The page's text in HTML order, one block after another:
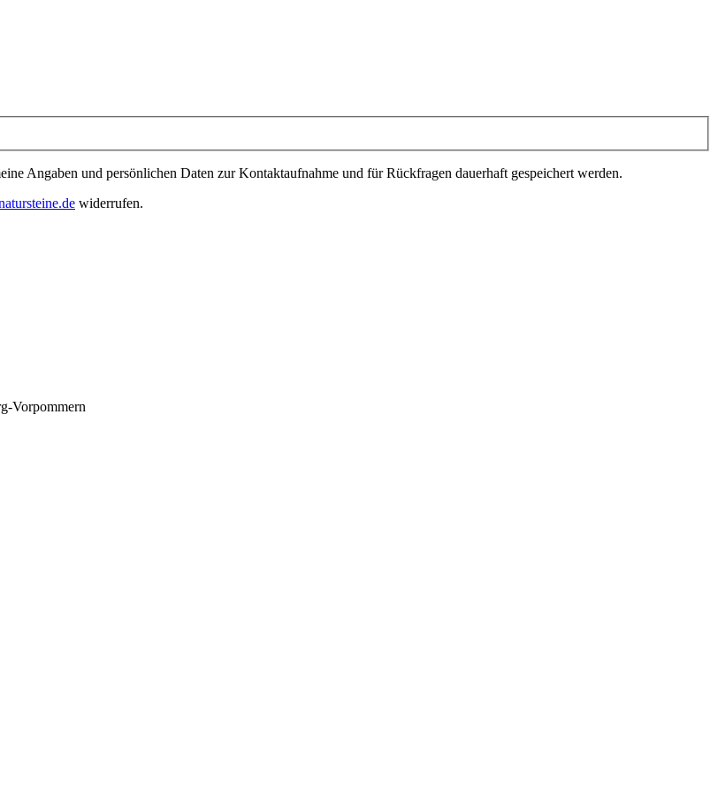
Angaben und persönlichen Daten zur Kontaktaufnahme und für Rückfragen dauerhaft gespeichert werden.
widerrufen.
Vorpommern